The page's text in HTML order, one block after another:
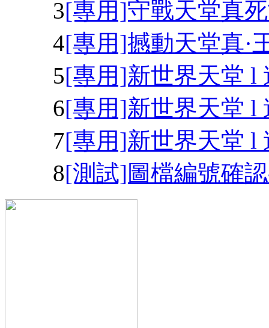
3[專用]守戰天堂真
4[專用]撼動天堂真·
5[專用]新世界天堂 l
6[專用]新世界天堂 l
7[專用]新世界天堂 l
8[測試]圖檔編號確